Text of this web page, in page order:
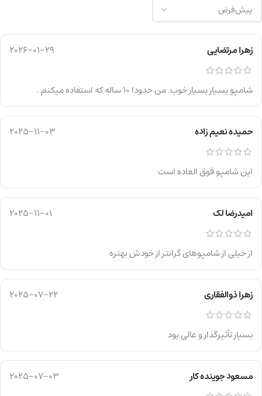
زهرا مرتضایی 2026-01-29
شامپو بسیار بسیار خوب. من حدودا ۱۰ ساله که استفاده میکنم .
حمیده نعیم زاده 2025-11-03
این شامپو فوق العاده است
امیدرضا لک 2025-11-01
از خیلی از شامپوهای گرانتر از خودش بهتره
زهرا ذوالفقاری 2025-07-22
بسیار تأثیرگذار و عالی بود
مسعود جوینده کار 2025-07-03